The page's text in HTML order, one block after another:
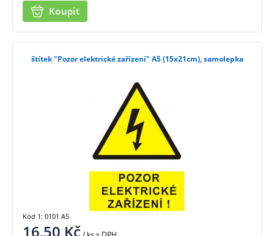
Koupit
štítek "Pozor elektrické zařízení" A5 (15x21cm), samolepka
16,50 Kč
Kód 1: 0101 A5